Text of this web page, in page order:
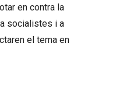
en contra la
socialistes i a
el tema en